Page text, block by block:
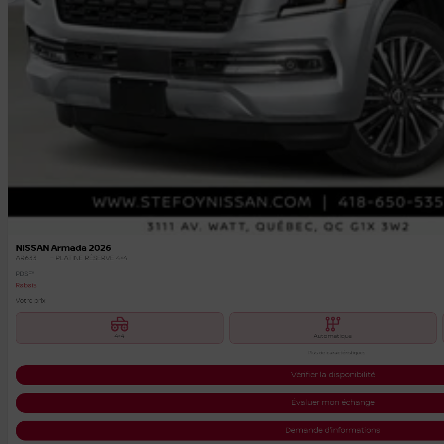
NISSAN Armada 2026
AR633
– PLATINE RÉSERVE 4×4
PDSF*
Rabais
Votre prix
4×4 Automatique
Plus de caractéristiques
Vérifier la disponibilité
Évaluer mon échange
Demande d'informations